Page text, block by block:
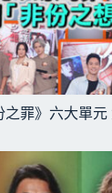
之罪》六大單